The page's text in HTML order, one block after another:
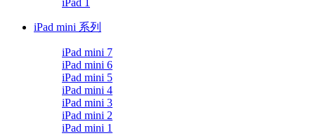
iPad 1
iPad mini 系列
iPad mini 7
iPad mini 6
iPad mini 5
iPad mini 4
iPad mini 3
iPad mini 2
iPad mini 1